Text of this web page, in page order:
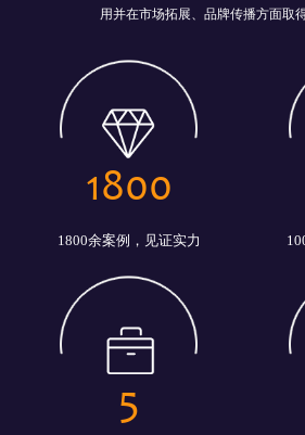
用并在市场拓展、品牌传播方面取
1800
1800余案例，见证实力
5